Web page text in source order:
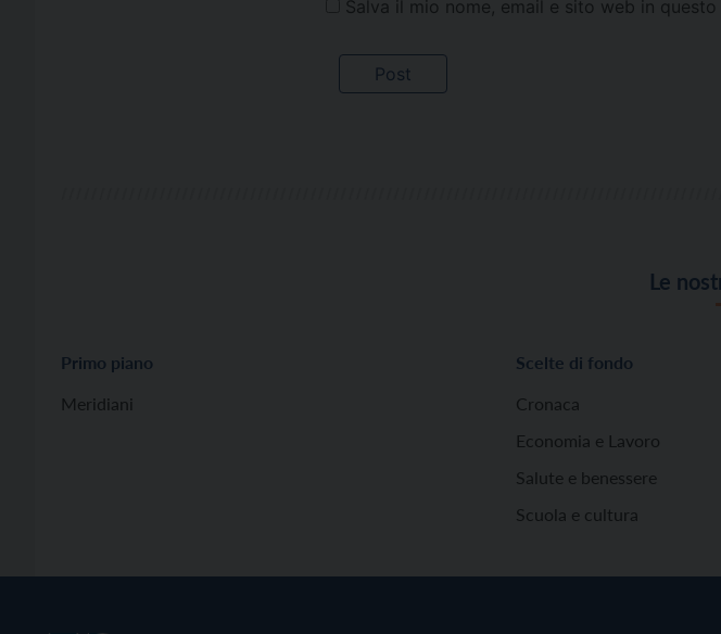
Salva il mio nome, email e sito web in
Le
Primo piano
Meridiani
Scelte di fondo
Cronaca
Economia e Lavoro
Salute e benessere
Scuola e cultura